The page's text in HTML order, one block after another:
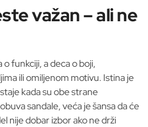
važan – ali ne
funkciji, a deca o boji,
ili omiljenom motivu. Istina je
kada su obe strane
sandale, veća je šansa da će
nije dobar izbor ako ne drži